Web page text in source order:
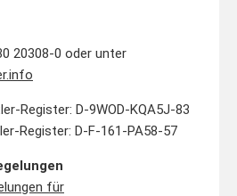
20308-0 oder unter
Register: D-9WOD-KQA5J-83
Register: D-F-161-PA58-57
für